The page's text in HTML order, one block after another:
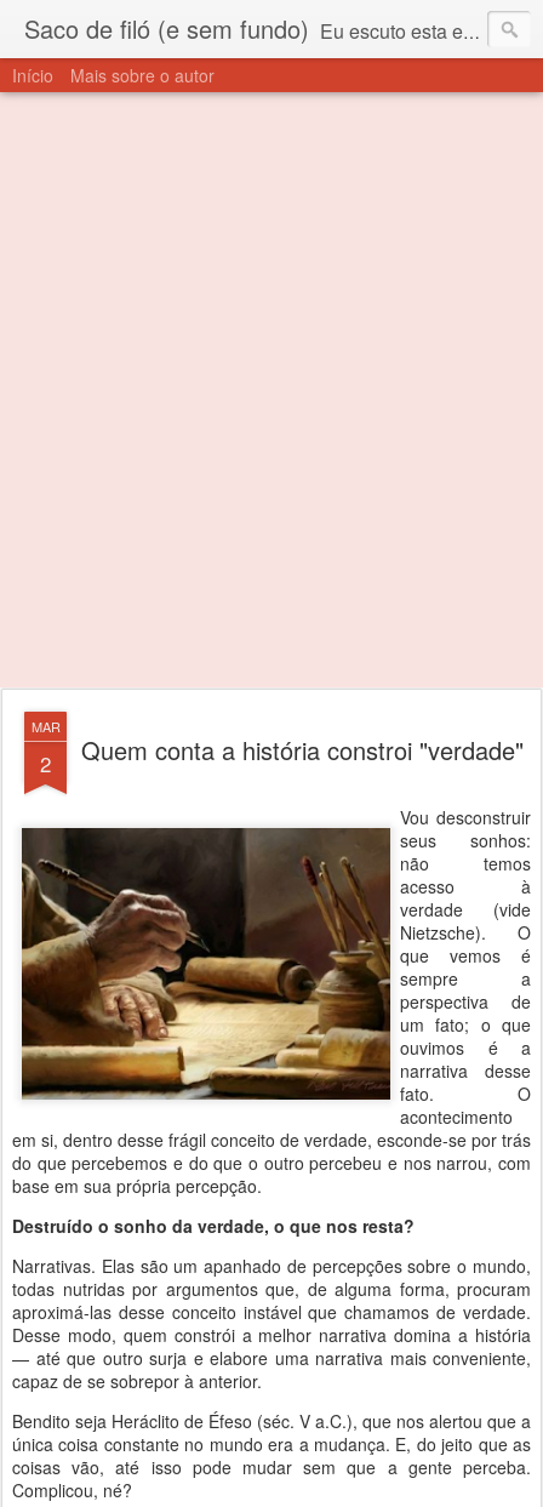
Saco de filó (e sem fundo) Eu escuto esta expressão "saco de filó" desde criança. Para quem não sabe, filó é um tecido todo furadinho e permite que um saco feito com ele, mesmo que muito exposto ao ar soprado para dentro, nunca vai se encher. Aí está o propósito deste nome... Para viver em sociedade tem que ter saco de filó.
Início Mais sobre o autor
MAR
2 Quem conta a história constroi "verdade"
Vou desconstruir
seus sonhos:
não temos
acesso à
verdade (vide
Nietzsche). O
que vemos é
sempre a
perspectiva de
um fato; o que
ouvimos é a
narrativa desse
fato. O
acontecimento
em si, dentro desse frágil conceito de verdade, esconde-se por trás
do que percebemos e do que o outro percebeu e nos narrou, com
base em sua própria percepção.
Destruído o sonho da verdade, o que nos resta?
Narrativas. Elas são um apanhado de percepções sobre o mundo,
todas nutridas por argumentos que, de alguma forma, procuram
aproximá-las desse conceito instável que chamamos de verdade.
Desse modo, quem constrói a melhor narrativa domina a história
— até que outro surja e elabore uma narrativa mais conveniente,
capaz de se sobrepor à anterior.
Bendito seja Heráclito de Éfeso (séc. V a.C.), que nos alertou que a
única coisa constante no mundo era a mudança. E, do jeito que as
coisas vão, até isso pode mudar sem que a gente perceba.
Complicou, né?